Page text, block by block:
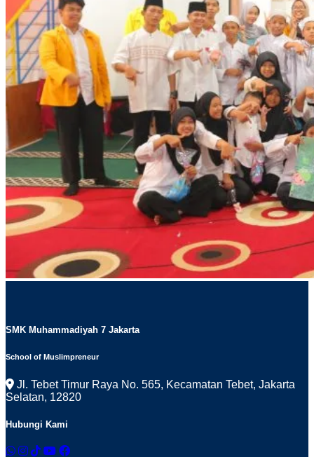
SMK Muhammadiyah 7 Jakarta
School of Muslimpreneur
Jl. Tebet Timur Raya No. 565, Kecamatan Tebet, Jakarta
Selatan, 12820
Hubungi Kami